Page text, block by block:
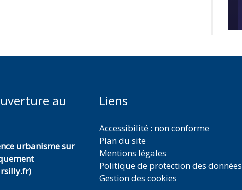
au
urbanisme sur
Liens
Accessibilité : non conforme
Plan du site
Mentions légales
Politique de protection des données
Gestion des cookies